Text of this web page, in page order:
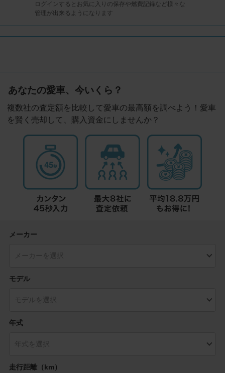
ログインするとお気に入りの保存や燃費記録など様々な
管理が出来るようになります
あなたの愛車、今いくら？
複数社の査定額を比較して愛車の最高額を調べよう！愛車
を賢く売却して、購入資金にしませんか？
メーカー
モデル
年式
走行距離（km）